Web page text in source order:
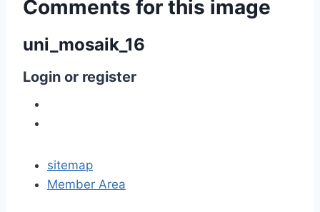
Comments for this image
uni_mosaik_16
Login or register
sitemap
Member Area